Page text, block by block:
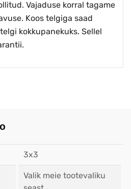
Vajaduse korral tagame
Koos telgiga saad
kokkupanekuks. Sellel
3x3
Valik meie tootevaliku